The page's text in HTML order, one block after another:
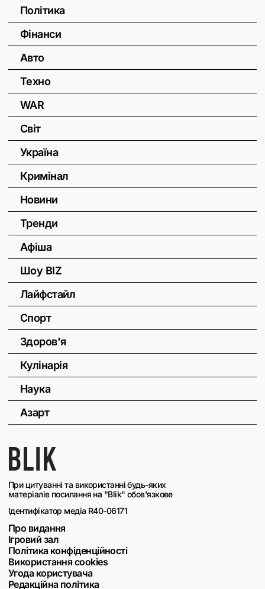
При цитуванні та використанні будь-яких
матеріалів посилання на "Blik" обов'язкове
Ідентифікатор медіа R40-06171
Про видання
Ігровий зал
Політика конфіденційності
Використання cookies
Угода користувача
Редакційна політика
Політика
Фінанси
Авто
Техно
WAR
Світ
Україна
Кримінал
Новини
Тренди
Афіша
Шоу BIZ
Лайфстайл
Спорт
Здоров'я
Кулінарія
Наука
Азарт